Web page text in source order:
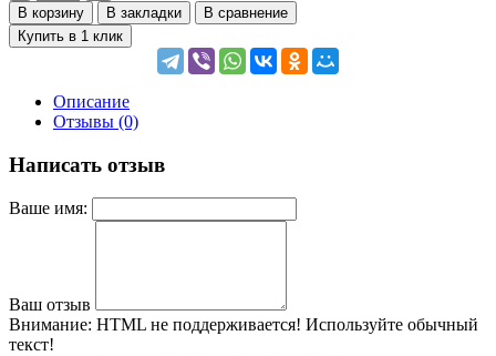
В корзину В закладки
В сравнение
Купить в 1 клик
Описание
Отзывы (0)
Написать отзыв
Ваше имя:
Ваш отзыв
Внимание: HTML не поддерживается! Используйте обычный
текст!